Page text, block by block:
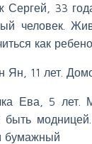
Сергей, 33
человек.
как
Ян, 11 лет.
Ева, 5 лет.
бумажный